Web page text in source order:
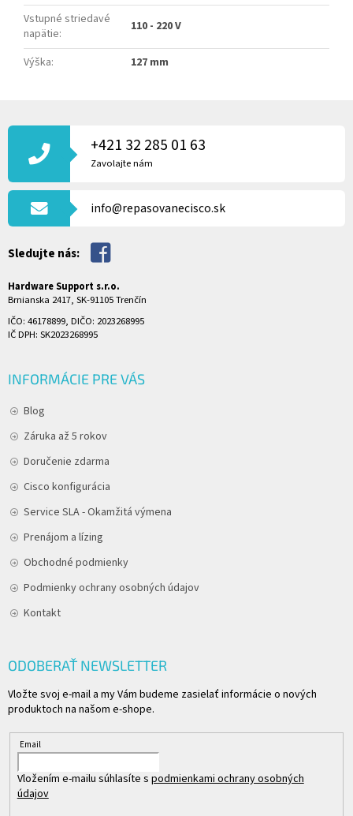
Vstupné striedavé
napätie: 110 - 220 V
Výška: 127 mm
Á
T
+421 32 285 01 63
Zavolajte nám
info@repasovanecisco.sk
Sledujte nás:
Hardware Support s.r.o.
Brnianska 2417, SK-91105 Trenčín
IČO: 46178899, DIČO: 2023268995
IČ DPH: SK2023268995
INFORMÁCIE PRE VÁS
Blog
Záruka až 5 rokov
Doručenie zdarma
Cisco konfigurácia
Service SLA - Okamžitá výmena
Prenájom a lízing
Obchodné podmienky
Podmienky ochrany osobných údajov
Kontakt
ODOBERAŤ NEWSLETTER
Vložte svoj e-mail a my Vám budeme zasielať informácie o nových
produktoch na našom e-shope.
Email
Vložením e-mailu súhlasíte s podmienkami ochrany osobných
údajov